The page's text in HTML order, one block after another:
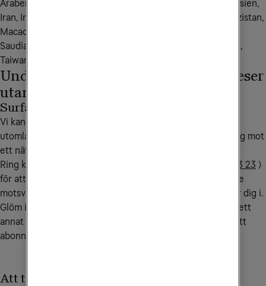
Arabemiraten, Kambodja, Kina, Hong Kong, Indien, Indonesien,
Iran, Irak, Israel, Japan, Jordanien, Kazakstan, Kuwait, Kirgizistan,
Macao, Malaysia, Maldiverna, Myanmar, Pakistan, Qatar,
Saudiarabien, Singapore, Sydkorea, Sri Lanka, Tadzjikistan,
Taiwan, Thailand, Turkiet, Uzbekistan och Vietnam.
Undvik onödiga kostnader när du reser
utanför EU/EES
Surfa endast på WiFi
Vi kan lägga på en spärr på ditt abonnemang när du är
utomlands. Spärren aktiveras när din mobil kopplar upp sig mot
ett nät utomlands och avaktiveras när du kommer hem.
Ring kundservice på
+46 772 23 23 23 )
för att aktivera spärren. Samtalskostnaden till kundservice
motsvarar ett samtal till Sverige från det land du befinner dig i.
Glöm inte att sätta på dataroaming i din mobil när du är i ett
annat EU/EES-land för att kunna utnyttja mobilsurfen i ditt
abonnemang.
Att tänka på vid flyg- och båtresor